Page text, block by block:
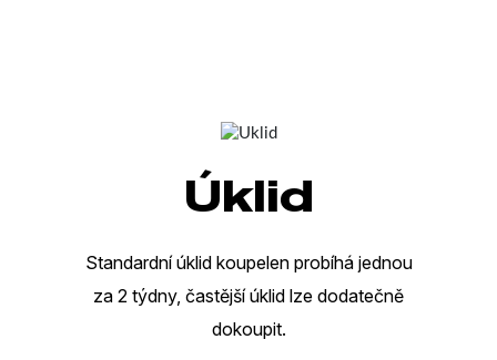
Úklid
Standardní úklid koupelen probíhá jednou
za 2 týdny, častější úklid lze dodatečně
dokoupit.